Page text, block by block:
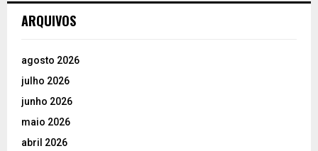
ARQUIVOS
agosto 2026
julho 2026
junho 2026
maio 2026
abril 2026